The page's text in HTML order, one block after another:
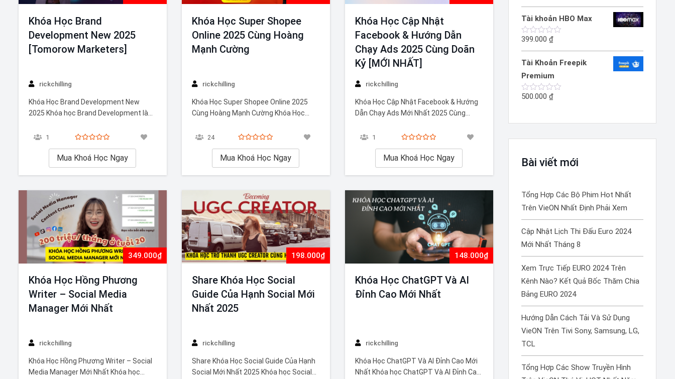
Khóa Học Brand
Development New 2025
[Tomorow Marketers]
rickchilling
Khóa Học Brand Development New
2025 Khóa học Brand Development là
vị Tomorrow Marketers cung cấp. Khóa
dựng, định vị và phát triển thương hiệu
phù hợp thông qua 4 mảng: Định vị,…
1
Mua Khoá Học Ngay
Khóa Học Super Shopee
Online 2025 Cùng Hoàng
Mạnh Cường
rickchilling
Khóa Học Super Shopee Online 2025
Cùng Hoàng Mạnh Cường Khóa Học
Mạnh Cường là khóa học chuyên sâu
bán hàng hiệu quả trên nền tảng
Shopee. Cùng với Hoàng Mạnh Cường,
24
Mua Khoá Học Ngay
Khóa Học Cập Nhật
Facebook & Hướng Dẫn
Chạy Ads 2025 Cùng Doãn
Kỷ [MỚI NHẤT]
rickchilling
Khóa Học Cập Nhật Facebook & Hướng
Dẫn Chạy Ads Mới Nhất 2025 Cùng
Hướng Dẫn Chạy Ads Mới Nhất 2025
chuyên sâu, giúp bạn nắm vững chiến
lược quảng cáo Facebook hiệu quả…
1
Mua Khoá Học Ngay
349.000₫
Khóa Học Hồng Phương
Writer – Social Media
Manager Mới Nhất
rickchilling
Khóa Học Hồng Phương Writer – Social
Media Manager Mới Nhất Khóa học
198.000₫
Share Khóa Học Social
Guide Của Hạnh Social Mới
Nhất 2025
rickchilling
Share Khóa Học Social Guide Của Hạnh
Social Mới Nhất 2025 Khóa học Social
148.000₫
Khóa Học ChatGPT Và AI
Đỉnh Cao Mới Nhất
rickchilling
Khóa Học ChatGPT Và AI Đỉnh Cao Mới
Nhất Khóa học ChatGPT Và AI Đỉnh Cao
0
5
sao
Tài khoản HBO Max
Được
0
sao
399.000 ₫
Tài Khoản Freepik
Premium
Được
500.000 ₫
Bài viết mới
Tổng Hợp Các Bộ Phim Hot Nhất
Trên VieON Nhất Định Phải Xem
Cập Nhật Lịch Thi Đấu Euro 2024
Mới Nhất Tháng 8
Xem Trực Tiếp EURO 2024 Trên
Kênh Nào? Kết Quả Bốc Thăm Chia
Bảng EURO 2024
Hướng Dẫn Cách Tải Và Sử Dụng
VieON Trên Tivi Sony, Samsung, LG,
TCL
Tổng Hợp Các Show Truyền Hình